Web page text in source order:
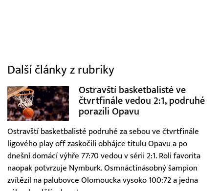
Další články z rubriky
Ostravští basketbalisté ve
čtvrtfinále vedou 2:1, podruhé
porazili Opavu
Ostravští basketbalisté podruhé za sebou ve čtvrtfinále
ligového play off zaskočili obhájce titulu Opavu a po
dnešní domácí výhře 77:70 vedou v sérii 2:1. Roli favorita
naopak potvrzuje Nymburk. Osmnáctinásobný šampion
zvítězil na palubovce Olomoucka vysoko 100:72 a jedna